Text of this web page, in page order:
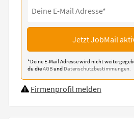
Jetzt JobMail
*Deine E-Mail Adresse wird nicht
du dieAGBund Datenschutzbestimmungen.
Firmenprofil melden